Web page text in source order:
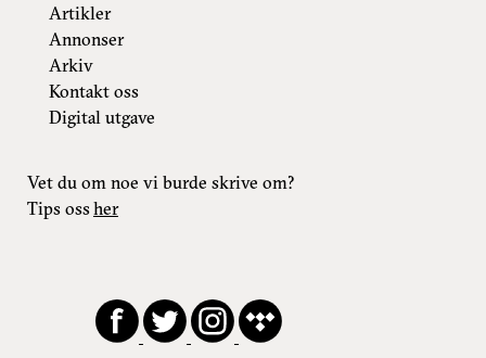
Artikler
Annonser
Arkiv
Kontakt oss
Digital utgave
Vet du om noe vi burde skrive om?
Tips ossher